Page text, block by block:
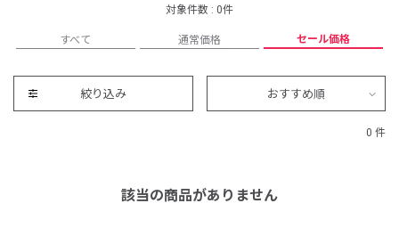
対象件数 : 0件
すべて 通常価格 セール価格
絞り込み おすすめ順
0 件
該当の商品がありません